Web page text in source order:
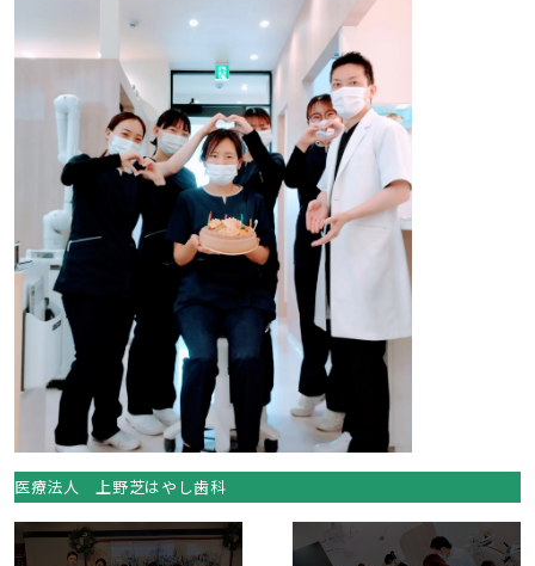
医療法人 上野芝はやし歯科